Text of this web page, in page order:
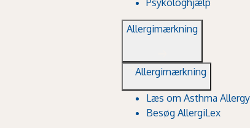
Allergimærkning
Allergimærkning
Læs om Asthma
Besøg AllergiLex